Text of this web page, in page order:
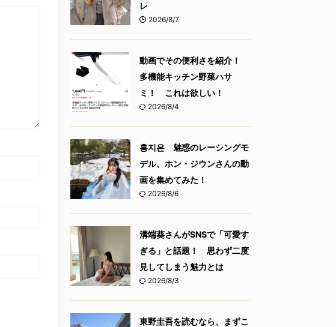
レ
2026/8/7
動画でその便利さを紹介！
多機能キッチン野菜ハサ
ミ！ これは欲しい！
2026/8/4
홍지은 魅惑のレーシングモ
デル、ホン・ジウンさんの動
画を集めてみた！
2026/8/6
溝端葵さんがSNSで「可愛す
ぎる」と話題！ 思わず二度
見してしまう魅力とは
2026/8/3
東野圭吾を読むなら、まずこ